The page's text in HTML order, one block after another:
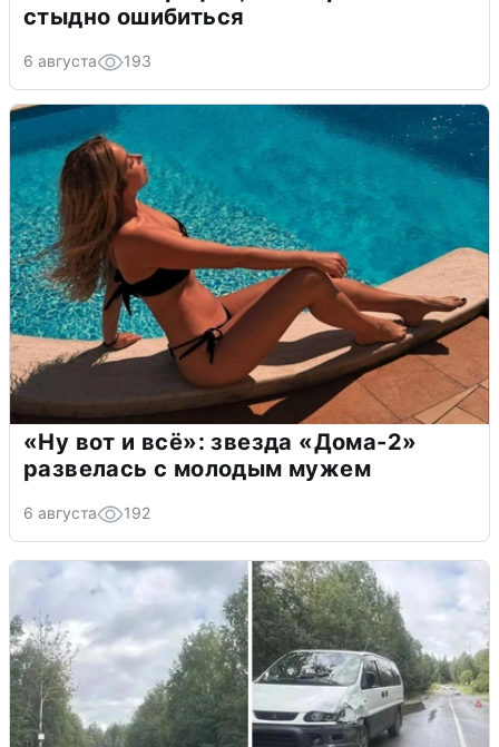
стыдно ошибиться
6 августа 193
«Ну вот и всё»: звезда «Дома-2»
развелась с молодым мужем
6 августа 192